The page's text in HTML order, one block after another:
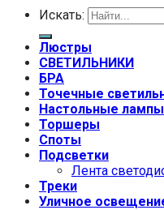
Искать:
Люстры
СВЕТИЛЬНИКИ
БРА
Точечные
Настольные лампы
Торшеры
Споты
Подсветки
Лента
Треки
Уличное